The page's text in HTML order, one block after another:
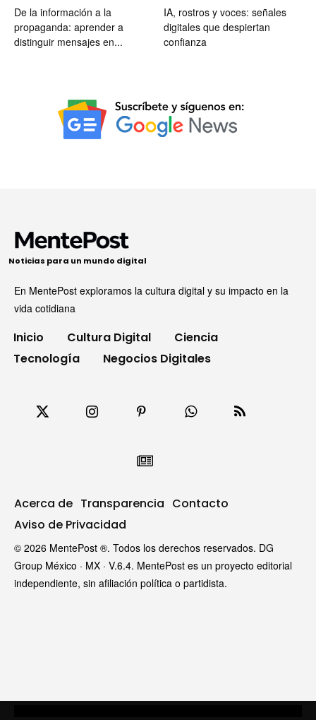
De la información a la
propaganda: aprender a
distinguir mensajes en...
IA, rostros y voces: señales
digitales que despiertan
confianza
Noticias para un mundo digital
En MentePost exploramos la cultura digital y su impacto en la
vida cotidiana
Inicio Cultura Digital
Ciencia
Tecnología
Negocios Digitales
Acerca de Transparencia Contacto
Aviso de Privacidad
© 2026 MentePost ®. Todos los derechos reservados. DG
Group México · MX · V.6.4. MentePost es un proyecto editorial
independiente, sin afiliación política o partidista.